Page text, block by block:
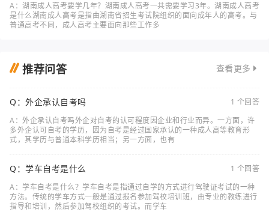
A：湖南成人高考要学几年？湖南成人高考一共需要学习3年。湖南成人高考
是什么湖南成人高考是指由湖南省招生考试院组织的面向成年人的高考。与
普通高考不同，成人高考主要面向那些工作多
推荐问答 查看更多
Q：外企承认自考吗
1 个回答
A：外企承认自考吗外企对自考的认可程度因企业和行业而异。一方面，许
多外企认可自考的学历，因为自考是经过国家承认的一种成人高等教育形
式，其学历与普通本科学历相当；另一方面，也有
Q：学车自考是什么
1 个回答
A：学车自考是什么？学车自考是指通过自学的方式进行驾驶证考试的一种
方法。传统的学车方式一般是通过报名参加驾校培训班，由专业的教练进行
指导和培训，然后参加驾校组织的考试。而学车